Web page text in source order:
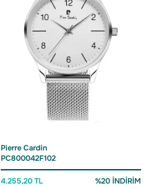
Pierre Cardin
PC800042F102
4.255,20 TL %20 İNDİRİM